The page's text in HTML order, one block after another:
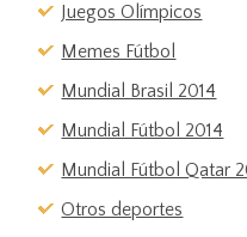
Juegos Olímpicos
Memes Fútbol
Mundial Brasil 2014
Mundial Fútbol 2014
Mundial Fútbol Qatar
Otros deportes